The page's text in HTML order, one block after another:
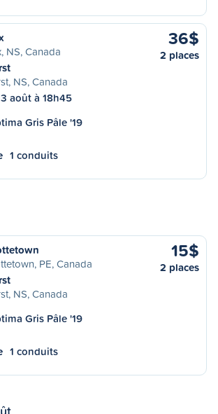
NS, Canada
NS, Canada
août à 18h45
36$
2 places
Gris Pâle '19
1 conduits
PE, Canada
NS, Canada
15$
2 places
Gris Pâle '19
1 conduits